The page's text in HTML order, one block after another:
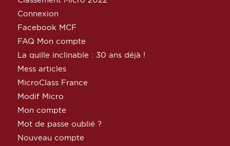
Connexion
Facebook MCF
FAQ Mon compte
La quille inclinable : 30 ans déjà !
Mess articles
MicroClass France
Modif Micro
Mon compte
Mot de passe oublié ?
Nouveau compte